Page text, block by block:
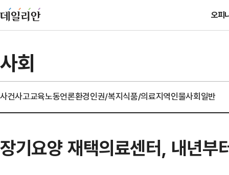
오피
사회
사건사고교육노동언론환경인권/복지식품/의료지역인물사회일반
장기요양 재택의료센터, 내년